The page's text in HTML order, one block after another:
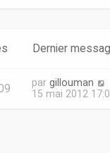
Dernier
par gillouman
15 mai 2012